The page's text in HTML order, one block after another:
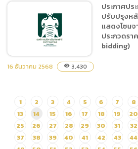
ประกาศผู้ชนะการเสนอราคา
ซื้อตุ๊กตารูปสัตว์ ที่คาดผม
พวงกุญแจ และข้อมือรูปสัตว์
ครั้งที่ ๑/๖๙ โดยวิธีเฉพาะ
เจาะจง
ก่อสร้างปรับปรุงหลังคาทาง
เดินหน้าส่วนแสดงโซนจากัวร์
เทรล ด้วยวิธีประกวดราคา
อิเล็กทรอนิกส์ (e-bidding)
ประกาศปร
ปรับปรุงห
แสดงโซนจ
ประกวดร
bidding)
16 ธันวาคม 2568 visibility 3,430
1 2 3 4 5 6 7 8
13
14 15 16 17 18 19 20
25
26 27 28 29 30 31 32
37
38 39 40 41 42 43 44